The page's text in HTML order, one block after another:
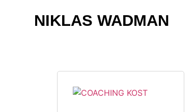
NIKLAS WADMAN